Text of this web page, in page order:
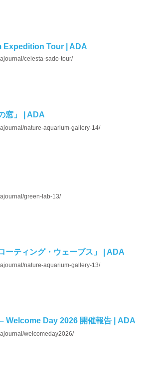
Expedition Tour | ADA
celesta-sado-tour/
窓」 | ADA
nature-aquarium-gallery-14/
green-lab-13/
ーティング・ウェーブス」 | ADA
nature-aquarium-gallery-13/
Welcome Day 2026 開催報告 | ADA
welcomeday2026/